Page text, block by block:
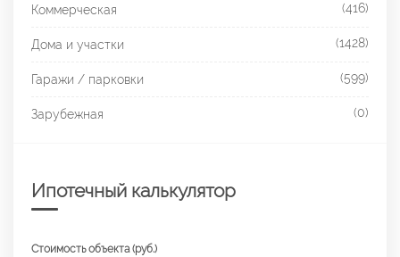
Коммерческая (416)
Дома и участки (1428)
Гаражи / парковки (599)
Зарубежная (0)
Ипотечный калькулятор
Стоимость объекта (руб.)